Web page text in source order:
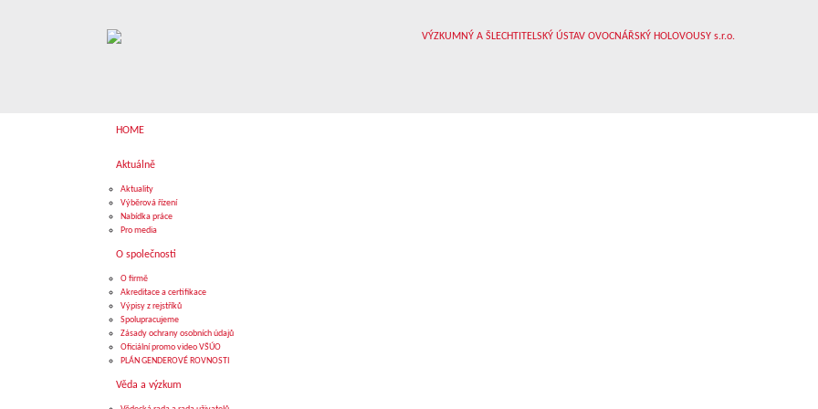
HOME
Aktuálně
Aktuality
Výběrová řízení
Nabídka práce
Pro media
O společnosti
O firmě
Akreditace a certifikace
Výpisy z rejstříků
Spolupracujeme
Zásady ochrany osobních údajů
Oficiální promo video VŠÚO
PLÁN GENDEROVÉ ROVNOSTI
Věda a výzkum